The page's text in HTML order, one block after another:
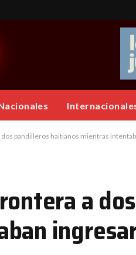
pandilleros haitianos mientras
a